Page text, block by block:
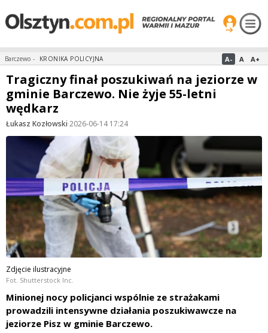
Barczewo - KRONIKA POLICYJNA A- A A+
Tragiczny finał poszukiwań na jeziorze w
gminie Barczewo. Nie żyje 55-letni
wędkarz
Łukasz Kozłowski·2026-06-14 17:24
Zdjęcie ilustracyjne
Fot. Shutterstock Inc.
Minionej nocy policjanci wspólnie ze strażakami
prowadzili intensywne działania poszukiwawcze na
jeziorze Pisz w gminie Barczewo.